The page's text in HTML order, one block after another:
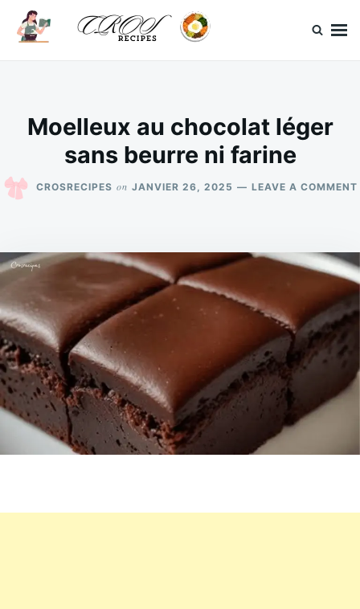
SkipSearch
for:
Moelleux au chocolat léger
sans beurre ni farine
CROSRECIPES on JANVIER 26, 2025 LEAVE A COMMENT